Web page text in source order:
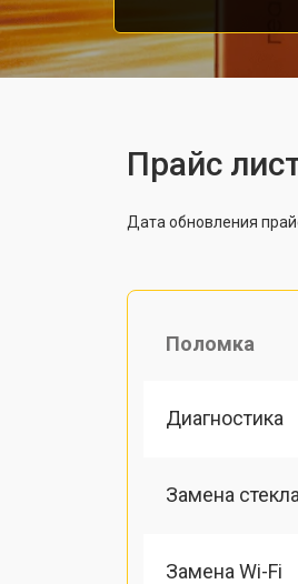
Прайс
Дата обновления
Поломка
Диагностика
Замена стекла
Замена Wi-Fi